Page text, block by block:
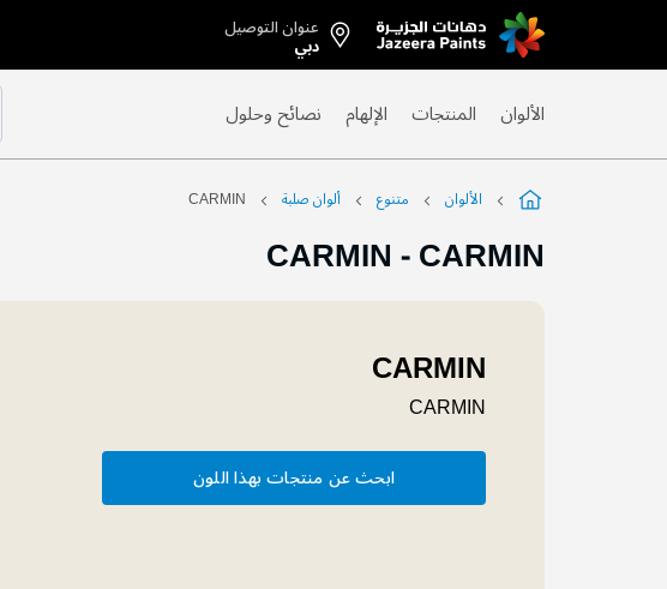
Skip
to
عنوان التوصيل
دبي
الألوان المنتجات الإلهام نصائح وحلول
الألوان متنوع ألوان صلبة CARMIN
CARMIN-CARMIN
CARMIN
CARMIN
ابحث عن منتجات بهذا اللون